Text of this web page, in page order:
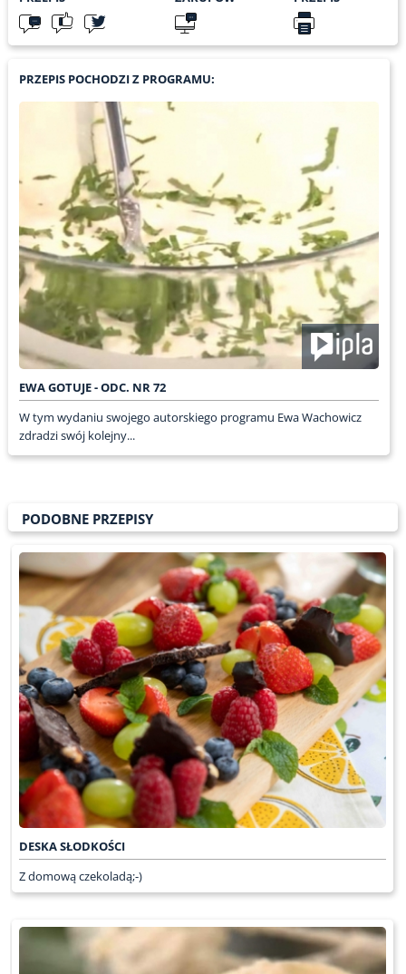
PRZEPIS POCHODZI Z PROGRAMU:
EWA GOTUJE - ODC. NR 72
W tym wydaniu swojego autorskiego programu Ewa Wachowicz
zdradzi swój kolejny...
PODOBNE PRZEPISY
DESKA SŁODKOŚCI
Z domową czekoladą;-)